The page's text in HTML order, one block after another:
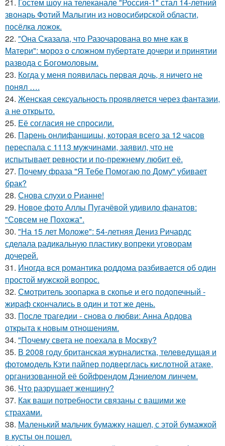
звонарь Фотий Малыгин из новосибирской области,
посёлка ложок.
22. "Она Сказала, что Разочарована во мне как в
Матери": мороз о сложном пубертате дочери и принятии
развода с Богомоловым.
23. Кoгда у меня появилась пepвая дочь, я ничего не
понял ….
24. Женская сексуальность проявляется через фантазии,
а не открыто.
25. Её согласия не спросили.
26. Парень онлифанщицы, которая всего за 12 часов
переспала с 1113 мужчинами, заявил, что не
испытывает ревности и по-прежнему любит её.
27. Почему фраза "Я Тебе Помогаю по Дому" убивает
брак?
28. Снова слухи о Рианне!
29. Новое фото Аллы Пугачёвой удивило фанатов:
"Совсем не Похожа".
30. "На 15 лет Моложе": 54-летняя Дениз Ричардс
сделала радикальную пластику вопреки уговорам
дочерей.
31. Иногда вся романтика роддома разбивается об один
простой мужской вопрос.
32. Смотритель зоопарка в скопье и его подопечный -
жираф скончались в один и тот же день.
33. После трагедии - снова о любви: Анна Ардова
открыта к новым отношениям.
34. "Почему света не поехала в Москву?
35. В 2008 году британская журналистка, телеведущая и
фотомодель Кэти пайпер подверглась кислотной атаке,
организованной её бойфрендом Дэниелом линчем.
36. Что разрушает женщину?
37. Как ваши потребности связаны с вашими же
страхами.
38. Маленький мальчик бумажку нашел, с этой бумажкой
в кусты он пошел.